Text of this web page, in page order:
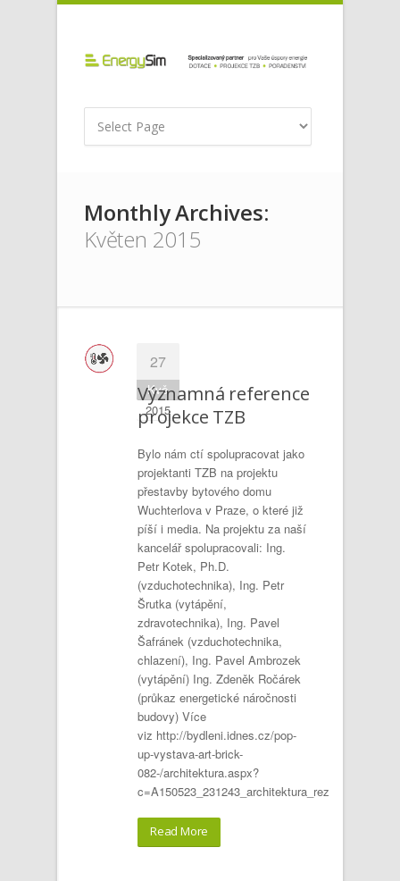
Monthly Archives:
Květen 2015
27
Kvě
2015
Významná reference
projekce TZB
Bylo nám ctí spolupracovat jako
projektanti TZB na projektu
přestavby bytového domu
Wuchterlova v Praze, o které již
píší i media. Na projektu za naší
kancelář spolupracovali: Ing.
Petr Kotek, Ph.D.
(vzduchotechnika), Ing. Petr
Šrutka (vytápění,
zdravotechnika), Ing. Pavel
Šafránek (vzduchotechnika,
chlazení), Ing. Pavel Ambrozek
(vytápění) Ing. Zdeněk Ročárek
(průkaz energetické náročnosti
budovy) Více
viz http://bydleni.idnes.cz/pop-
up-vystava-art-brick-
082-/architektura.aspx?
c=A150523_231243_architektura_rez
Read More